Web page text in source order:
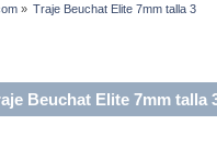
» Traje Beuchat Elite 7mm talla 3
Beuchat Elite 7mm talla